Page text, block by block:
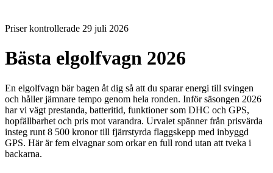
Priser kontrollerade 29 juli 2026
Bästa elgolfvagn 2026
En elgolfvagn bär bagen åt dig så att du sparar energi till svingen
och håller jämnare tempo genom hela ronden. Inför säsongen 2026
har vi vägt prestanda, batteritid, funktioner som DHC och GPS,
hopfällbarhet och pris mot varandra. Urvalet spänner från prisvärda
insteg runt 8 500 kronor till fjärrstyrda flaggskepp med inbyggd
GPS. Här är fem elvagnar som orkar en full rond utan att tveka i
backarna.